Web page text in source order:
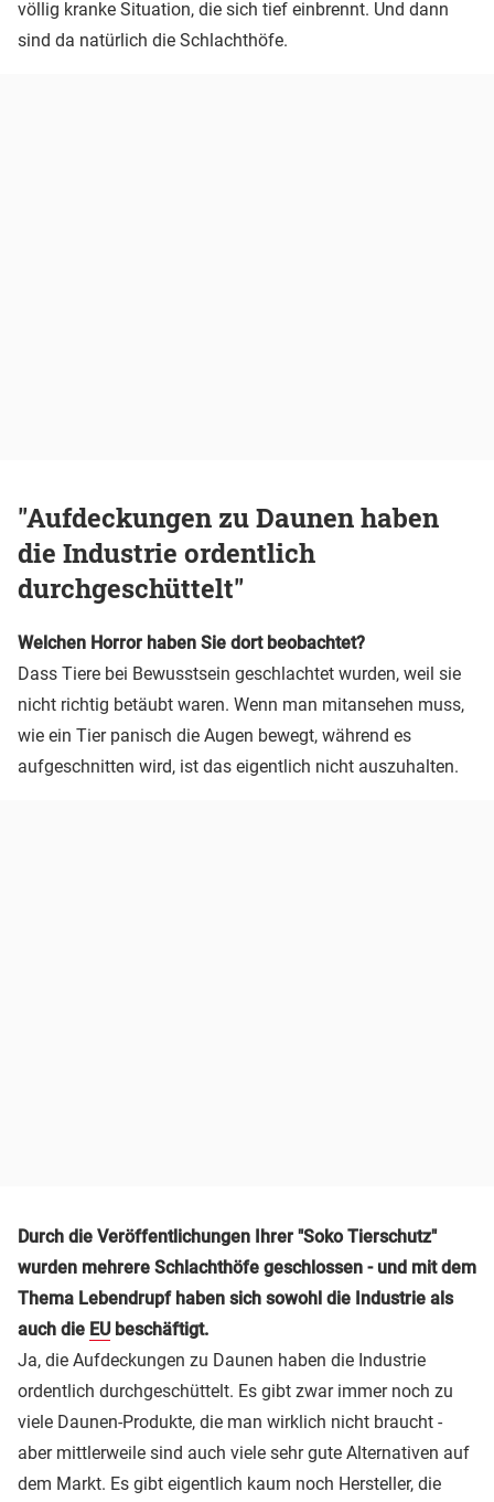
völlig kranke Situation, die sich tief einbrennt. Und dann
sind da natürlich die Schlachthöfe.
"Aufdeckungen zu Daunen haben
die Industrie ordentlich
durchgeschüttelt"
Welchen Horror haben Sie dort beobachtet?
Dass Tiere bei Bewusstsein geschlachtet wurden, weil sie
nicht richtig betäubt waren. Wenn man mitansehen muss,
wie ein Tier panisch die Augen bewegt, während es
aufgeschnitten wird, ist das eigentlich nicht auszuhalten.
Durch die Veröffentlichungen Ihrer "Soko Tierschutz"
wurden mehrere Schlachthöfe geschlossen - und mit dem
Thema Lebendrupf haben sich sowohl die Industrie als
auch die EUbeschäftigt.
Ja, die Aufdeckungen zu Daunen haben die Industrie
ordentlich durchgeschüttelt. Es gibt zwar immer noch zu
viele Daunen-Produkte, die man wirklich nicht braucht -
aber mittlerweile sind auch viele sehr gute Alternativen auf
dem Markt. Es gibt eigentlich kaum noch Hersteller, die